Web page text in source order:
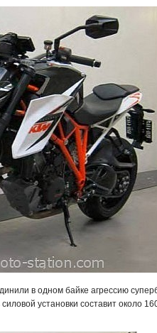
в одном байке агрессию
установки составит около